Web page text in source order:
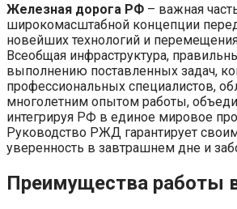
Железная дорога РФ – важная
широкомасштабной концепции
новейших технологий и
Всеобщая инфраструктура,
выполнению поставленных задач,
профессиональных специалистов,
многолетним опытом работы,
интегрируя РФ в единое мировое
Руководство РЖД гарантирует
уверенность в завтрашнем дне и
Преимущества работы